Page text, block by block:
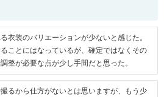
衣装のバリエーションが少ないと感じた。
ことにはなっているが、確定ではなくその
整が必要な点が少し手間だと思った。
るから仕方がないとは思いますが、もう少